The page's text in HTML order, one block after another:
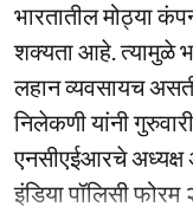
भारतातील मोठ्या
शक्यता आहे. त्यामुळे
लहान व्यवसायच
निलेकणी यांनी
एनसीएईआरचे अध्यक्ष
इंडिया पॉलिसी फोरम